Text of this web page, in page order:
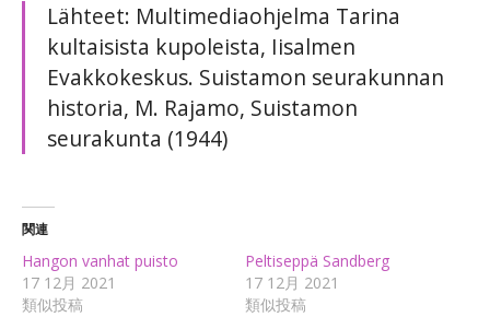
Lähteet: Multimediaohjelma Tarina
kultaisista kupoleista, Iisalmen
Evakkokeskus. Suistamon seurakunnan
historia, M. Rajamo, Suistamon
seurakunta (1944)
関連
Hangon vanhat puisto
17 12月 2021
類似投稿
Peltiseppä Sandberg
17 12月 2021
類似投稿